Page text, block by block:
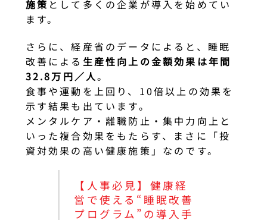
施策 として多くの企業が導入を始めてい
ます。
さらに、経産省のデータによると、睡眠
改善による 生産性向上の金額効果は年間
32.8万円／人。
食事や運動を上回り、10倍以上の効果を
示す結果も出ています。
メンタルケア・離職防止・集中力向上と
いった複合効果をもたらす、まさに「投
資対効果の高い健康施策」なのです。
【人事必見】健康経
営で使える“睡眠改善
プログラム”の導入手